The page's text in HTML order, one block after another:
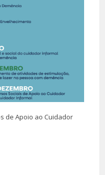
de Apoio ao Cuidador